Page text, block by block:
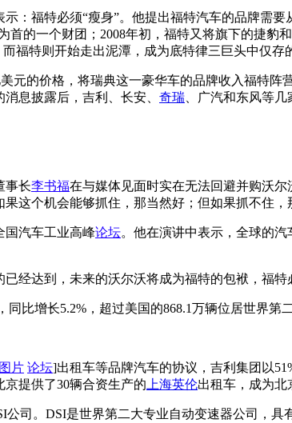
福特必须“瘦身”。他提出福特汽车的品牌需要
首的一个财团；2008年初，福特又将旗下的捷豹
福特则开始走出泥潭，成为底特律三巨头中仅存
元的价格，将瑞典这一豪华车的品牌收入福特
息披露后，吉利、长安、 奇瑞 、广汽和东风等
事长李书福在与媒体见面时实在无法回避并购沃
这个机会能够抓住，那当然好；但如果抓不住，
国汽车工业高峰论坛。他在演讲中表示，全球的
经达到，未来的沃尔沃将成为福特的包袱，福
比增长5.2%，超过美国的868.1万辆位居世界第
图片 论坛]出租车等品牌汽车的协议，吉利集团以
提供了30辆合资生产的 上海英伦出租车，成为北
司。DSI是世界第二大专业自动变速器公司，